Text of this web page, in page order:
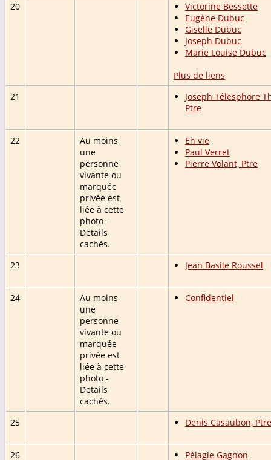
20
Victorine Bessette
Eugène Dubuc
Giselle Dubuc
Joseph Dubuc
Marie Louise Dubuc
Plus de liens
21
Joseph Télesphore
Ptre
22
Au moins
une
personne
vivante ou
marquée
privée est
liée à cette
photo -
Details
cachés.
En vie
Paul Verret
Pierre Volant, Ptre
23 Jean Basile Roussel
24
Au moins
une
personne
vivante ou
marquée
privée est
liée à cette
photo -
Details
cachés.
Confidentiel
25 Denis Casaubon, Ptre
26
Pélagie Gagnon